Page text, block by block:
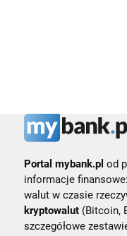
Portal mybank.pl od
informacje
walut w czasie
kryptowalut(Bitcoin,
szczegółowe